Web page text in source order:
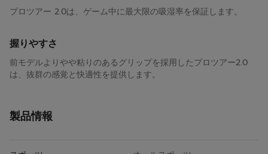
プロツアー 2.0は、ゲーム中に最大限の吸湿率を保証します。
握りやすさ
前モデルよりやや粘りのあるグリップを採用したプロツアー2.0
は、抜群の感覚と快適性を提供します。
製品情報